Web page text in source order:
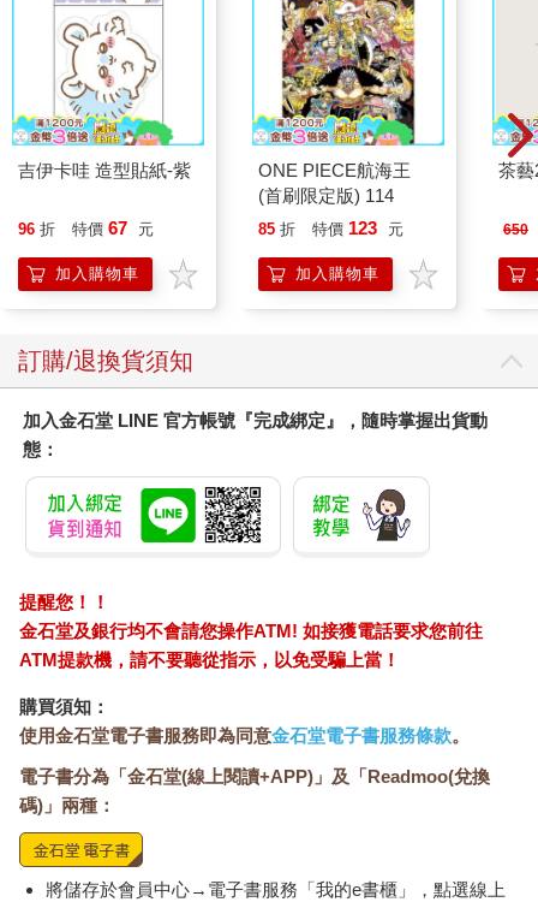
你的自尊帳戶裡「存錢」一樣。
我和我的另一半海蓮娜發現，能夠互相撩動對方心房，對彼此的
關係非常有幫助。我們做了前面提過的練習後，她發現只要輕輕
幫我按摩，即使我的情緒再糟，也能夠迅速和緩下來；而我發
現，只要說出「我為你瘋狂」這句話，一定能讓她完完全全地感
受到愛意。
還有一些其他的事，例如我們一起看《星際爭霸戰》，或者到某
間餐廳用餐，總是能讓她感到安全、被愛、被賞識，因此，我們
會常常一起做這些事。
現在對她完全痴迷。）
在《愛之語：兩性溝通的雙贏策略》裡，作者蓋瑞．巧門提到人
們接受愛的方式，通常會透過以下五種「愛語」的其中一種：
一、肯定的語言
二、精心的時刻
三、接受禮物
四、服務的行動
五、身體的接觸
來說最重要、哪種對伴侶最重要。他在書中提出許多有價值的見
解，其中一個我特別喜歡：怎麼解讀你和伴侶最重視的語言？巧
門建議讀者，回想自己在關係中覺得受傷或缺乏愛的時刻，再去
思考當時缺少了什麼。你覺得當時缺少的東西，很可能就是讓你
接受到愛的最重要方式。
每當你撩動伴侶的心扉，你就會在你們「愛的共同帳戶」裡進行
一切順利時，戶頭裡就會有很多「存款」。假如兩人不斷往這個
帳戶裡存錢，你們就會覺得愛意充沛；假如存款歸零，兩人的感
情可能就會破產。 面對問題有如從這個帳戶裡提款，如果問題能
輕易解決，那提款的金額就不大；如果問題變得難分難解又難
堪，那就像是開了支票卻跳票了一樣。
吉伊卡哇 造型貼紙-紫
96 折 特價 67 元
加入購物車
ONE PIECE航海王
(首刷限定版) 114
85 折 特價 123 元
加入購物車
茶藝
650
訂購/退換貨須知
加入金石堂 LINE 官方帳號『完成綁定』，隨時掌握出貨動
態：
提醒您！！
金石堂及銀行均不會請您操作ATM! 如接獲電話要求您前往
ATM提款機，請不要聽從指示，以免受騙上當！
購買須知：
使用金石堂電子書服務即為同意金石堂電子書服務條款。
電子書分為「金石堂(線上閱讀+APP)」及「Readmoo(兌換
碼)」兩種：
將儲存於會員中心→電子書服務「我的e書櫃」，點選線上